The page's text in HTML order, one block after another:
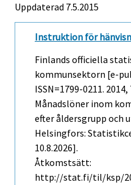
Uppdaterad 7.5.2015
Instruktion för
Finlands officiella
kommunsektorn [e-
ISSN=1799-0211.
Månadslöner inom
efter åldersgrupp och
Helsingfors:
10.8.2026].
Åtkomstsätt:
http://stat.fi/til/ksp/